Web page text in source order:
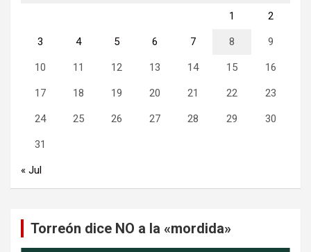
1 2
3 4 5 6 7 8 9
10 11 12 13 14 15 16
17 18 19 20 21 22 23
24 25 26 27 28 29 30
31
« Jul
Torreón dice NO a la «mordida»